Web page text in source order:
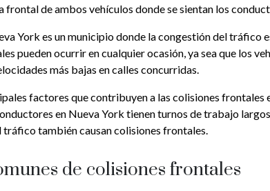
frontal de ambos vehículos donde se sientan los
York es un municipio donde la congestión del tráfico
pueden ocurrir en cualquier ocasión, ya sea que los
más bajas en calles concurridas.
factores que contribuyen a las colisiones frontales
en Nueva York tienen turnos de trabajo
tráfico también causan colisiones frontales.
de colisiones frontales